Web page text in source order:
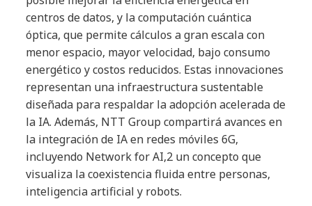
centros de datos, y la computación cuántica
óptica, que permite cálculos a gran escala con
menor espacio, mayor velocidad, bajo consumo
energético y costos reducidos. Estas innovaciones
representan una infraestructura sustentable
diseñada para respaldar la adopción acelerada de
la IA. Además, NTT Group compartirá avances en
la integración de IA en redes móviles 6G,
incluyendo Network for AI,2 un concepto que
visualiza la coexistencia fluida entre personas,
inteligencia artificial y robots.